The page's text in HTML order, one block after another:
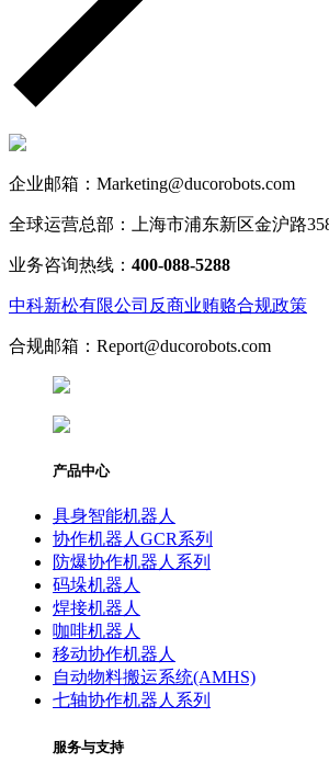
企业邮箱：Marketing@ducorobots.com
全球运营总部：上海市浦东新区金沪路
业务咨询热线： 400-088-5288
中科新松有限公司反商业贿赂合规政策
合规邮箱：Report@ducorobots.com
产品中心
具身智能机器人
协作机器人GCR系列
防爆协作机器人系列
码垛机器人
焊接机器人
咖啡机器人
移动协作机器人
自动物料搬运系统(AMHS)
七轴协作机器人系列
服务与支持